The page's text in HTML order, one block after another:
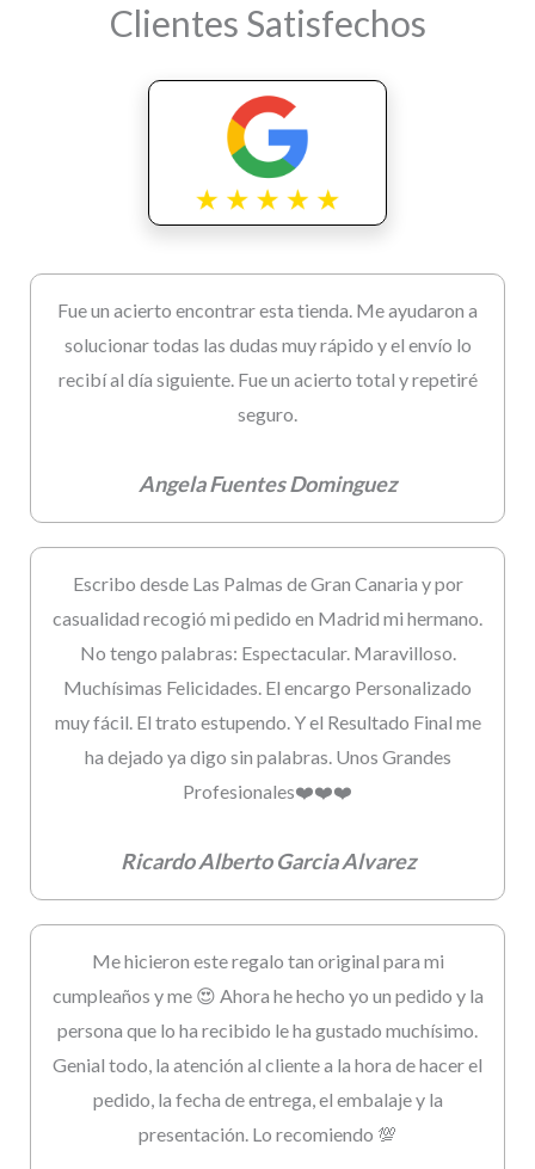
Clientes Satisfechos
Fue un acierto encontrar esta tienda. Me ayudaron a
solucionar todas las dudas muy rápido y el envío lo
recibí al día siguiente. Fue un acierto total y repetiré
seguro.
Angela Fuentes Dominguez
Escribo desde Las Palmas de Gran Canaria y por
casualidad recogió mi pedido en Madrid mi hermano.
No tengo palabras: Espectacular. Maravilloso.
Muchísimas Felicidades. El encargo Personalizado
muy fácil. El trato estupendo. Y el Resultado Final me
ha dejado ya digo sin palabras. Unos Grandes
Profesionales❤️❤️❤️
Ricardo Alberto Garcia Alvarez
Me hicieron este regalo tan original para mi
cumpleaños y me 😍 Ahora he hecho yo un pedido y la
persona que lo ha recibido le ha gustado muchísimo.
Genial todo, la atención al cliente a la hora de hacer el
pedido, la fecha de entrega, el embalaje y la
presentación. Lo recomiendo 💯